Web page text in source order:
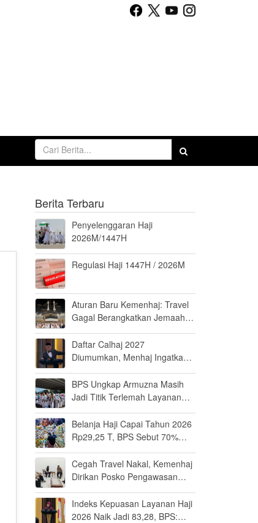
Berita Terbaru
Penyelenggaran Haji
2026M/1447H
Regulasi Haji 1447H / 2026M
Aturan Baru Kemenhaj: Travel
Gagal Berangkatkan Jemaah
Daftar Calhaj 2027
Diumumkan, Menhaj Ingatkan
BPS Ungkap Armuzna Masih
Jadi Titik Terlemah Layanan
Belanja Haji Capai Tahun 2026
Rp29,25 T, BPS Sebut 70%
Saudi
Cegah Travel Nakal, Kemenhaj
Dirikan Posko Pengawasan
Indeks Kepuasan Layanan Haji
2026 Naik Jadi 83,28, BPS: